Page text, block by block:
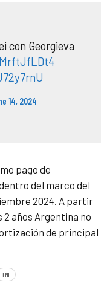
con Georgieva
14, 2024
pago de
del marco del
2024. A partir
2 años Argentina no
de principal
FMI